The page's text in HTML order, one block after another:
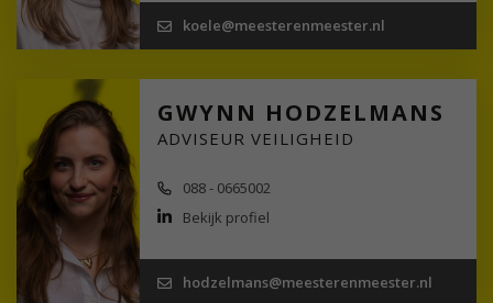
koele@meesterenmeester.nl
GWYNN HODZELMANS
ADVISEUR VEILIGHEID
088 - 0665002
Bekijk profiel
hodzelmans@meesterenmeester.nl